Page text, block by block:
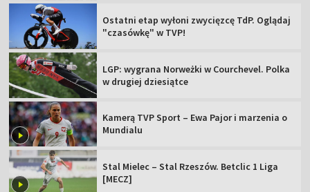
Ostatni etap wyłoni zwycięzcę TdP. Oglądaj
"czasówkę" w TVP!
LGP: wygrana Norweżki w Courchevel. Polka
w drugiej dziesiątce
Kamerą TVP Sport – Ewa Pajor i marzenia o
Mundialu
Stal Mielec – Stal Rzeszów. Betclic 1 Liga
[MECZ]